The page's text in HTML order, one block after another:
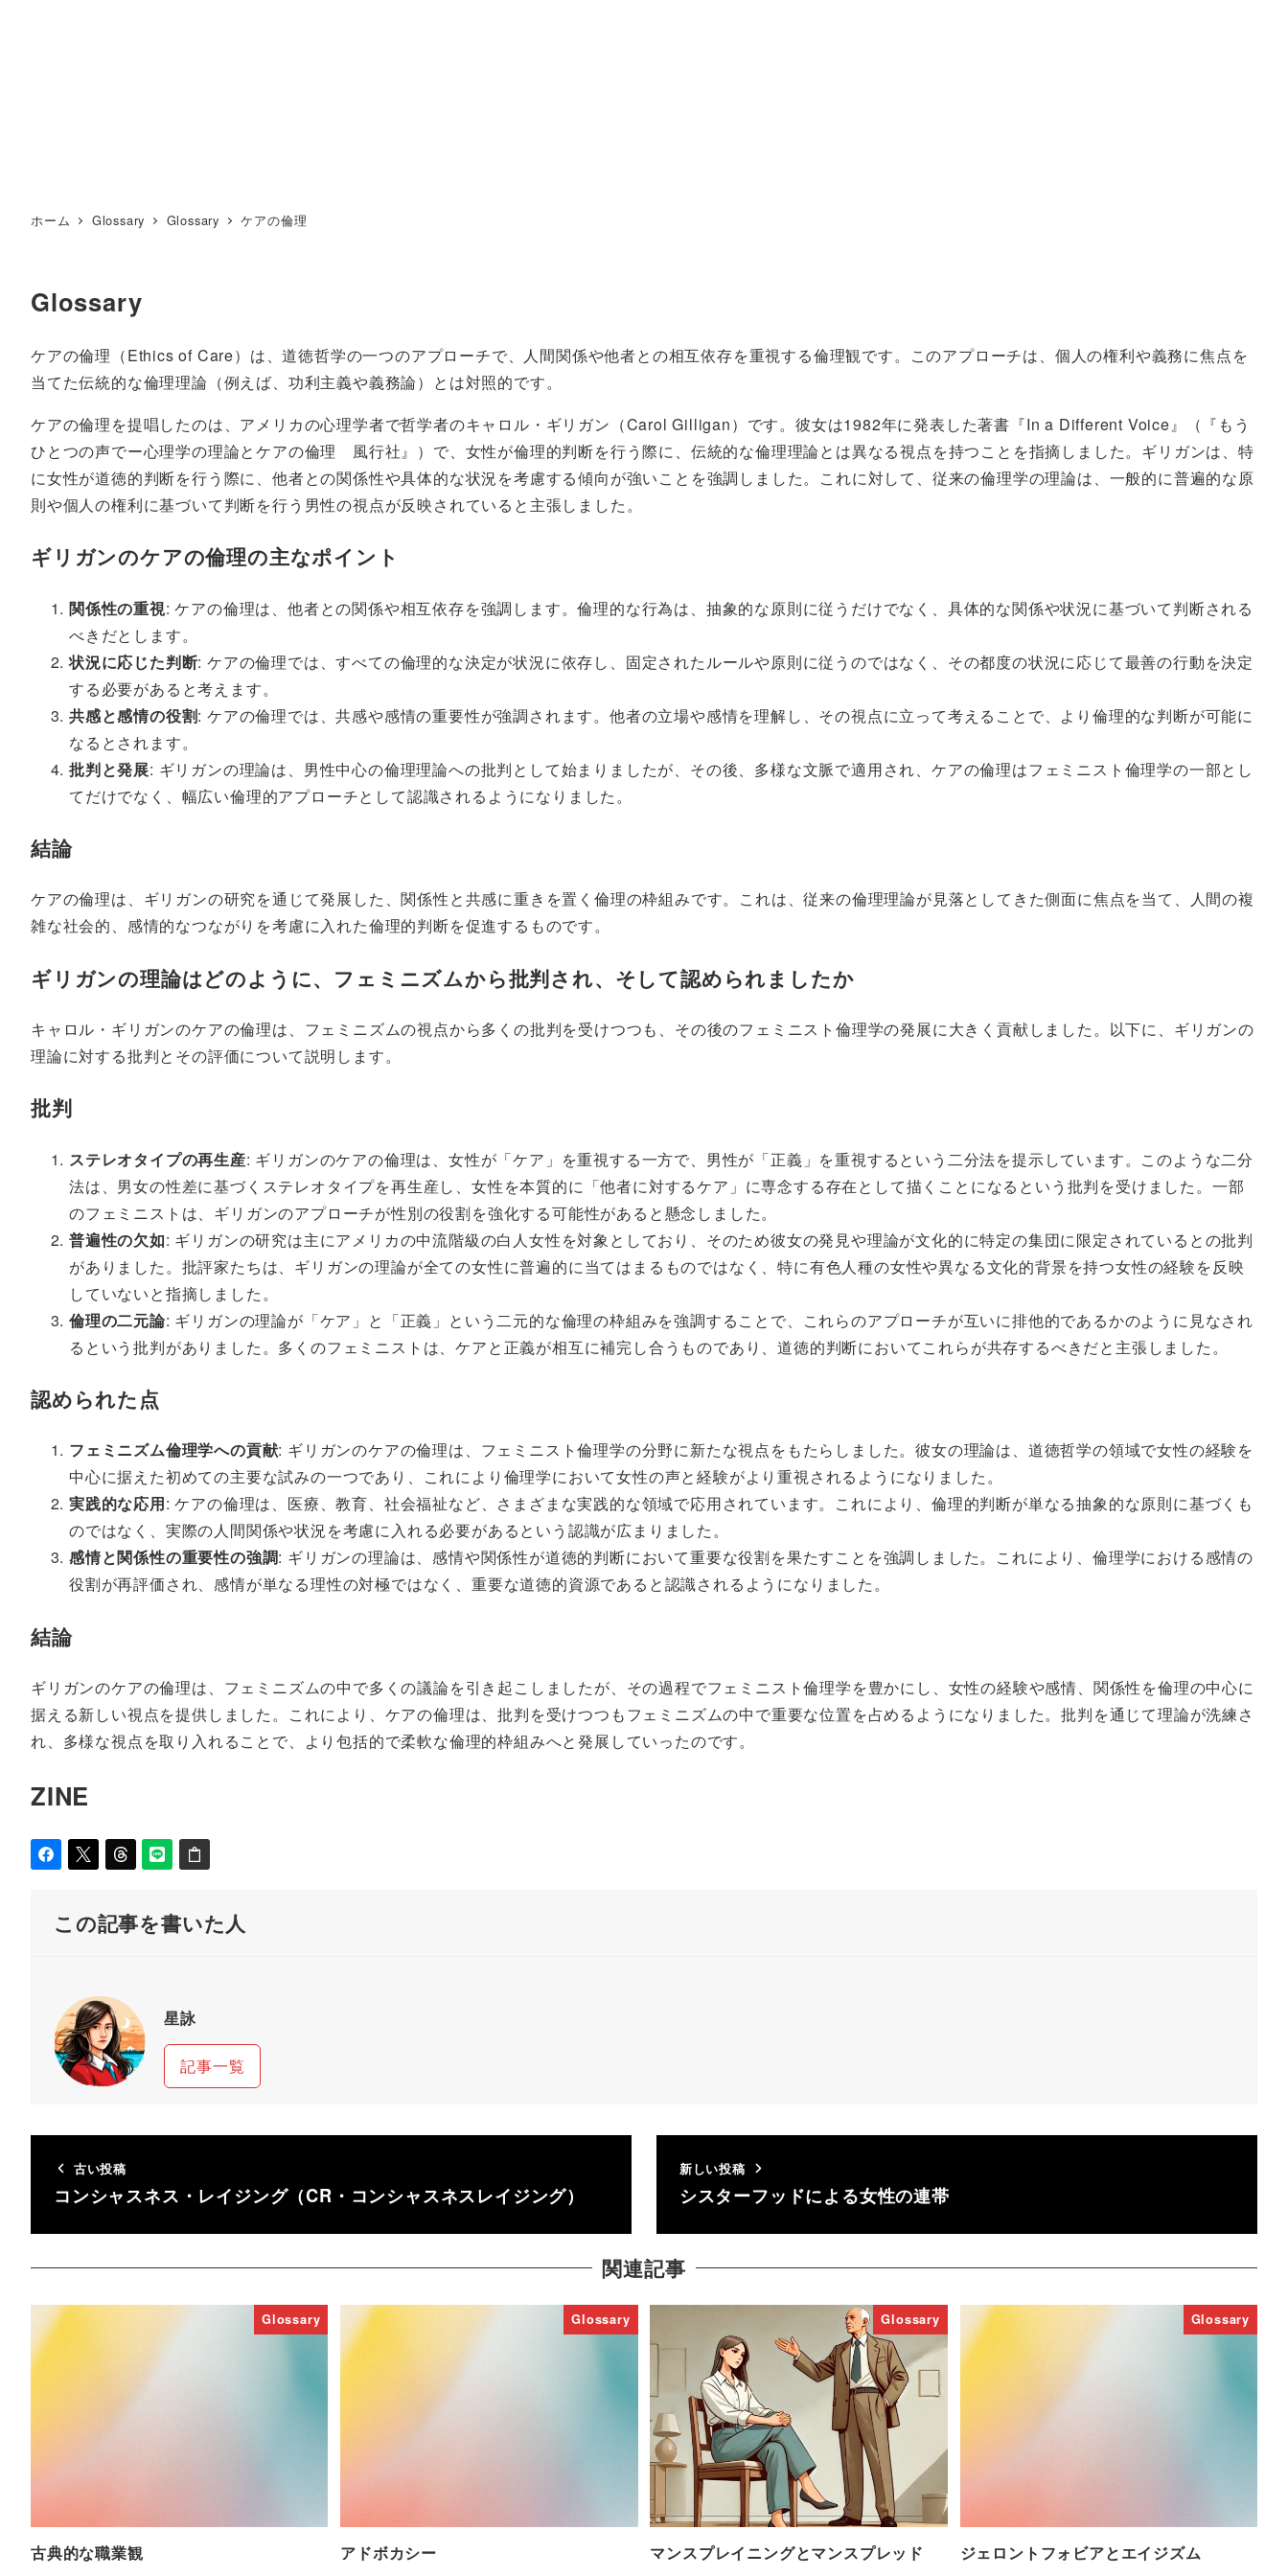
ホーム Glossary Glossary ケアの倫理
Glossary
ケアの倫理（Ethics of Care）は、道徳哲学の一つのアプローチで、人間関係や他者との相互依存を重視する倫理観です。このアプローチは、個人の権利や義務に焦点を
当てた伝統的な倫理理論（例えば、功利主義や義務論）とは対照的です。
ケアの倫理を提唱したのは、アメリカの心理学者で哲学者のキャロル・ギリガン（Carol Gilligan）です。彼女は1982年に発表した著書『In a Different Voice』（『もう
ひとつの声でー心理学の理論とケアの倫理 風行社』）で、女性が倫理的判断を行う際に、伝統的な倫理理論とは異なる視点を持つことを指摘しました。ギリガンは、特
に女性が道徳的判断を行う際に、他者との関係性や具体的な状況を考慮する傾向が強いことを強調しました。これに対して、従来の倫理学の理論は、一般的に普遍的な原
則や個人の権利に基づいて判断を行う男性の視点が反映されていると主張しました。
ギリガンのケアの倫理の主なポイント
関係性の重視: ケアの倫理は、他者との関係や相互依存を強調します。倫理的な行為は、抽象的な原則に従うだけでなく、具体的な関係や状況に基づいて判断される
べきだとします。
状況に応じた判断: ケアの倫理では、すべての倫理的な決定が状況に依存し、固定されたルールや原則に従うのではなく、その都度の状況に応じて最善の行動を決定
する必要があると考えます。
共感と感情の役割: ケアの倫理では、共感や感情の重要性が強調されます。他者の立場や感情を理解し、その視点に立って考えることで、より倫理的な判断が可能に
なるとされます。
批判と発展: ギリガンの理論は、男性中心の倫理理論への批判として始まりましたが、その後、多様な文脈で適用され、ケアの倫理はフェミニスト倫理学の一部とし
てだけでなく、幅広い倫理的アプローチとして認識されるようになりました。
結論
ケアの倫理は、ギリガンの研究を通じて発展した、関係性と共感に重きを置く倫理の枠組みです。これは、従来の倫理理論が見落としてきた側面に焦点を当て、人間の複
雑な社会的、感情的なつながりを考慮に入れた倫理的判断を促進するものです。
ギリガンの理論はどのように、フェミニズムから批判され、そして認められましたか
キャロル・ギリガンのケアの倫理は、フェミニズムの視点から多くの批判を受けつつも、その後のフェミニスト倫理学の発展に大きく貢献しました。以下に、ギリガンの
理論に対する批判とその評価について説明します。
批判
ステレオタイプの再生産: ギリガンのケアの倫理は、女性が「ケア」を重視する一方で、男性が「正義」を重視するという二分法を提示しています。このような二分
法は、男女の性差に基づくステレオタイプを再生産し、女性を本質的に「他者に対するケア」に専念する存在として描くことになるという批判を受けました。一部
のフェミニストは、ギリガンのアプローチが性別の役割を強化する可能性があると懸念しました。
普遍性の欠如: ギリガンの研究は主にアメリカの中流階級の白人女性を対象としており、そのため彼女の発見や理論が文化的に特定の集団に限定されているとの批判
がありました。批評家たちは、ギリガンの理論が全ての女性に普遍的に当てはまるものではなく、特に有色人種の女性や異なる文化的背景を持つ女性の経験を反映
していないと指摘しました。
倫理の二元論: ギリガンの理論が「ケア」と「正義」という二元的な倫理の枠組みを強調することで、これらのアプローチが互いに排他的であるかのように見なされ
るという批判がありました。多くのフェミニストは、ケアと正義が相互に補完し合うものであり、道徳的判断においてこれらが共存するべきだと主張しました。
認められた点
フェミニズム倫理学への貢献: ギリガンのケアの倫理は、フェミニスト倫理学の分野に新たな視点をもたらしました。彼女の理論は、道徳哲学の領域で女性の経験を
中心に据えた初めての主要な試みの一つであり、これにより倫理学において女性の声と経験がより重視されるようになりました。
実践的な応用: ケアの倫理は、医療、教育、社会福祉など、さまざまな実践的な領域で応用されています。これにより、倫理的判断が単なる抽象的な原則に基づくも
のではなく、実際の人間関係や状況を考慮に入れる必要があるという認識が広まりました。
感情と関係性の重要性の強調: ギリガンの理論は、感情や関係性が道徳的判断において重要な役割を果たすことを強調しました。これにより、倫理学における感情の
役割が再評価され、感情が単なる理性の対極ではなく、重要な道徳的資源であると認識されるようになりました。
結論
ギリガンのケアの倫理は、フェミニズムの中で多くの議論を引き起こしましたが、その過程でフェミニスト倫理学を豊かにし、女性の経験や感情、関係性を倫理の中心に
据える新しい視点を提供しました。これにより、ケアの倫理は、批判を受けつつもフェミニズムの中で重要な位置を占めるようになりました。批判を通じて理論が洗練さ
れ、多様な視点を取り入れることで、より包括的で柔軟な倫理的枠組みへと発展していったのです。
ZINE
この記事を書いた人
星詠
記事一覧
古い投稿
コンシャスネス・レイジング（CR・コンシャスネスレイジング）
新しい投稿
シスターフッドによる女性の連帯
関連記事
Glossary
古典的な職業観
Glossary
アドボカシー
Glossary
マンスプレイニングとマンスプレッド
Glossary
ジェロントフォビアとエイジズム